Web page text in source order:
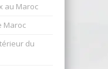
au Maroc
Maroc
du